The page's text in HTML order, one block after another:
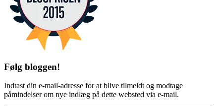
Følg bloggen!
Indtast din e-mail-adresse for at blive tilmeldt og modtage
påmindelser om nye indlæg på dette websted via e-mail.